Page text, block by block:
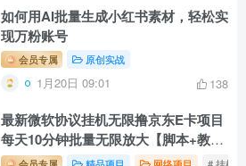
如何用AI批量生成小红书素材，轻松实
现万粉账号
会员专属 原创实战
1月20日 09:01 138
最新微软协议挂机无限撸京东E卡项目
每天10分钟批量无限放大【脚本+教
程】会员专属 精品项目 网络项目 # 挂机